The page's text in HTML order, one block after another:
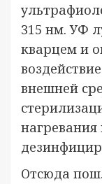
315 нм. УФ
кварцем и
внешней
Отсюда